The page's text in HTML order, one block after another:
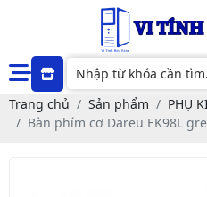
Trang chủ Sản phẩm PHỤ
Bàn phím cơ Dareu EK98L